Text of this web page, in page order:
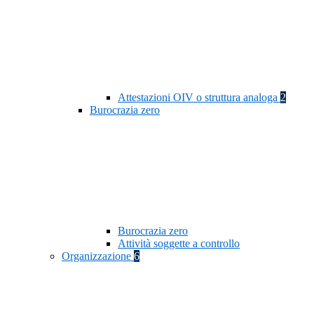
Attestazioni OIV o struttura analoga 2
Burocrazia zero
Burocrazia zero
Attività soggette a controllo
Organizzazione 6